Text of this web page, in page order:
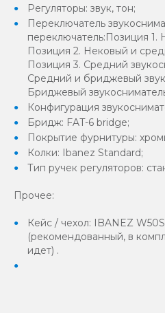
Регуляторы: звук, тон;
Переключатель
переключатель:Позиция 1.
Позиция 2. Нековый и
Позиция 3. Средний
Средний и бриджевый
Бриджевый
Конфигурация
Бридж: FAT-6 bridge;
Покрытие фурнитуры:
Колки: Ibanez Standard;
Тип ручек регуляторов:
Прочее:
Кейс / чехол: IBANEZ
(рекомендованный, в
идет) .